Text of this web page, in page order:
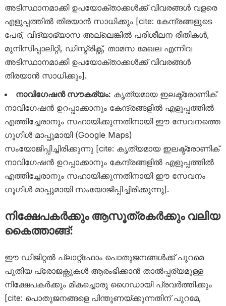
അടിസ്ഥാനമാക്കി ഉപയോക്താക്കൾക്ക് വിവരങ്ങൾ വളരെ
എളുപ്പത്തിൽ തിരയാൻ സാധിക്കും [cite: കേന്ദ്രങ്ങളുടെ
പേര്, വിദ്യാഭ്യാസ അല്ലെങ്കിൽ പരിശീലന രീതികൾ,
മുനിസിപ്പാലിറ്റി, ഡിസ്ട്രിക്റ്റ്, താമസ മേഖല എന്നിവ
അടിസ്ഥാനമാക്കി ഉപയോക്താക്കൾക്ക് വിവരങ്ങൾ
തിരയാൻ സാധിക്കും].
നാവിഗേഷൻ സൗകര്യം: കൃത്യമായ ഇലക്ട്രോണിക്
നാവിഗേഷൻ ഉറപ്പാക്കാനും കേന്ദ്രങ്ങളിൽ എളുപ്പത്തിൽ
എത്തിച്ചേരാനും സഹായിക്കുന്നതിനായി ഈ സേവനത്തെ
ഗൂഗിൾ മാപ്പുമായി (Google Maps)
സംയോജിപ്പിച്ചിരിക്കുന്നു [cite: കൃത്യമായ ഇലക്ട്രോണിക്
നാവിഗേഷൻ ഉറപ്പാക്കാനും കേന്ദ്രങ്ങളിൽ എളുപ്പത്തിൽ
എത്തിച്ചേരാനും സഹായിക്കുന്നതിനായി ഈ സേവനം
ഗൂഗിൾ മാപ്പുമായി സംയോജിപ്പിച്ചിരിക്കുന്നു].
നിക്ഷേപകർക്കും ആസൂത്രകർക്കും വലിയ
കൈത്താങ്ങ്:
ഈ ഡിജിറ്റൽ പ്ലാറ്റ്‌ഫോം പൊതുജനങ്ങൾക്ക് പുറമെ
പുതിയ പ്രോജക്റ്റുകൾ ആരംഭിക്കാൻ താൽപ്പര്യമുള്ള
നിക്ഷേപകർക്കും മികച്ചൊരു ഗൈഡായി പ്രവർത്തിക്കും
[cite: പൊതുജനങ്ങളെ പിന്തുണയ്ക്കുന്നതിന് പുറമേ,